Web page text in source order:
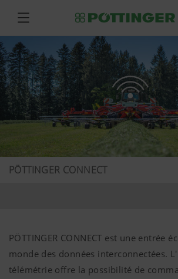
PÖTTINGER CONNECT
PÖTTINGER CONNECT est une entrée
monde des données interconnectées.
télémétrie offre la possibilité de